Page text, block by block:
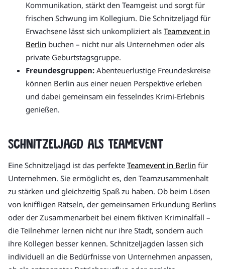
Kommunikation, stärkt den Teamgeist und sorgt für
frischen Schwung im Kollegium. Die Schnitzeljagd für
Erwachsene lässt sich unkompliziert als Teamevent in
Berlin buchen – nicht nur als Unternehmen oder als
private Geburtstagsgruppe.
Freundesgruppen: Abenteuerlustige Freundeskreise
können Berlin aus einer neuen Perspektive erleben
und dabei gemeinsam ein fesselndes Krimi-Erlebnis
genießen.
Schnitzeljagd als Teamevent
Eine Schnitzeljagd ist das perfekte Teamevent in Berlin für
Unternehmen. Sie ermöglicht es, den Teamzusammenhalt
zu stärken und gleichzeitig Spaß zu haben. Ob beim Lösen
von kniffligen Rätseln, der gemeinsamen Erkundung Berlins
oder der Zusammenarbeit bei einem fiktiven Kriminalfall –
die Teilnehmer lernen nicht nur ihre Stadt, sondern auch
ihre Kollegen besser kennen. Schnitzeljagden lassen sich
individuell an die Bedürfnisse von Unternehmen anpassen,